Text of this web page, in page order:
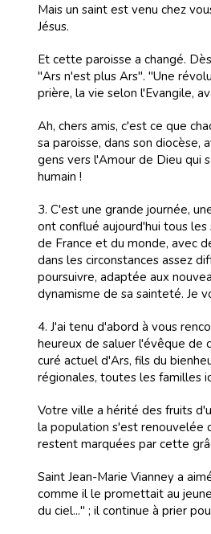
Mais un saint est venu chez
Jésus.
Et cette paroisse a changé.
"Ars n'est plus Ars". "Une
prière, la vie selon l'Evangile,
Ah, chers amis, c'est ce que
sa paroisse, dans son
gens vers l'Amour de Dieu qui
humain !
3. C'est une grande journée,
ont conflué aujourd'hui tous
de France et du monde, avec
dans les circonstances assez
poursuivre, adaptée aux
dynamisme de sa sainteté. Je
4. J'ai tenu d'abord à vous
heureux de saluer l'évêque de
curé actuel d'Ars, fils du
régionales, toutes les familles
Votre ville a hérité des fruits
la population s'est renouvelée
restent marquées par cette
Saint Jean-Marie Vianney a
comme il le promettait au
du ciel..." ; il continue à prier